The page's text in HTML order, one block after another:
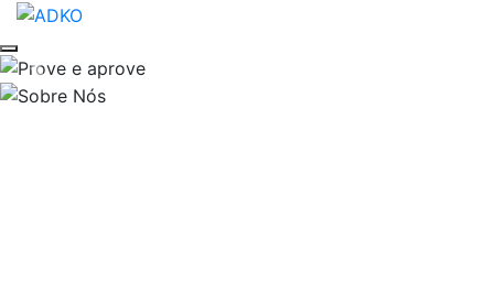
Previous